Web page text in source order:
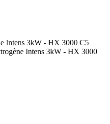
Intens 3kW - HX 3000 C5
Intens 3kW - HX 3000